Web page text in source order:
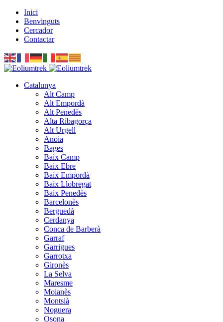
Inici
Benvinguts
Cercador
Contactar
Catalunya
Alt Camp
Alt Empordà
Alt Penedès
Alta Ribagorça
Alt Urgell
Anoia
Bages
Baix Camp
Baix Ebre
Baix Empordà
Baix Llobregat
Baix Penedès
Barcelonès
Berguedà
Cerdanya
Conca de Barberà
Garraf
Garrigues
Garrotxa
Gironès
La Selva
Maresme
Moianès
Montsià
Noguera
Osona